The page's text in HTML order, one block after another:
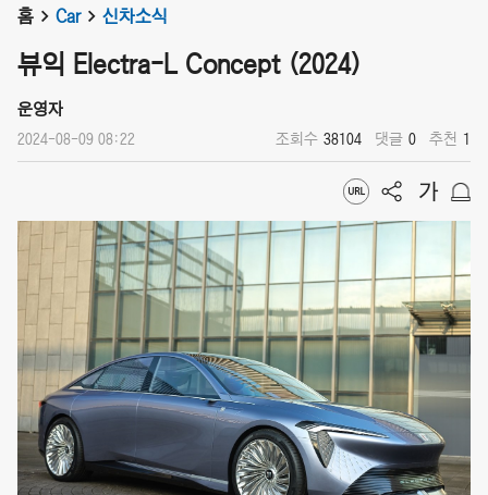
홈 Car 신차소식
뷰익 Electra-L Concept (2024)
운영자
2024-08-09 08:22 조회수 38104 댓글 0 추천 1